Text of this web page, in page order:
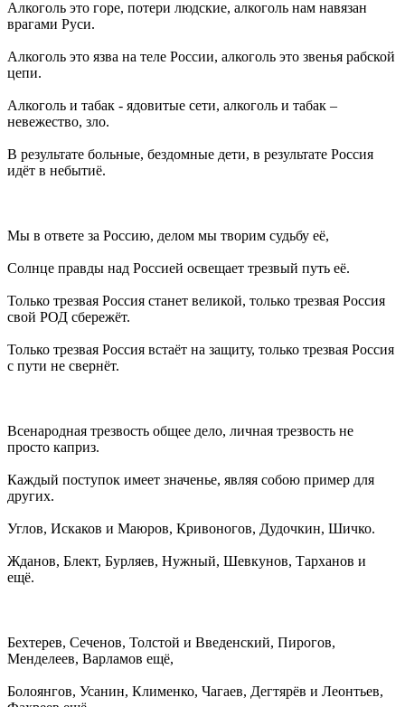
Алкоголь это горе, потери людские, алкоголь нам навязан
врагами Руси.
Алкоголь это язва на теле России, алкоголь это звенья рабской
цепи.
Алкоголь и табак - ядовитые сети, алкоголь и табак –
невежество, зло.
В результате больные, бездомные дети, в результате Россия
идёт в небытиё.
Мы в ответе за Россию, делом мы творим судьбу её,
Солнце правды над Россией освещает трезвый путь её.
Только трезвая Россия станет великой, только трезвая Россия
свой РОД сбережёт.
Только трезвая Россия встаёт на защиту, только трезвая Россия
с пути не свернёт.
Всенародная трезвость общее дело, личная трезвость не
просто каприз.
Каждый поступок имеет значенье, являя собою пример для
других.
Углов, Искаков и Маюров, Кривоногов, Дудочкин, Шичко.
Жданов, Блект, Бурляев, Нужный, Шевкунов, Тарханов и
ещё.
Бехтерев, Сеченов, Толстой и Введенский, Пирогов,
Менделеев, Варламов ещё,
Болоянгов, Усанин, Клименко, Чагаев, Дегтярёв и Леонтьев,